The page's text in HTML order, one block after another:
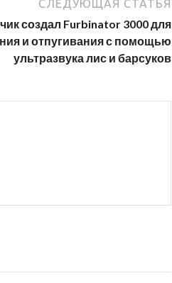
СЛЕДУЮЩАЯ СТАТЬЯ
создал Furbinator 3000 для
и отпугивания с помощью
ультразвука лис и барсуков